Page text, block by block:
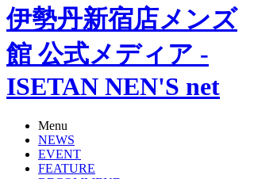
伊勢丹新宿店メンズ
館 公式メディア -
ISETAN NEN'S net
Menu
NEWS
EVENT
FEATURE